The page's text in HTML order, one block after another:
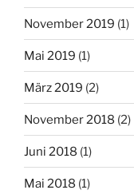
November 2019 (1)
Mai 2019 (1)
März 2019 (2)
November 2018 (2)
Juni 2018 (1)
Mai 2018 (1)